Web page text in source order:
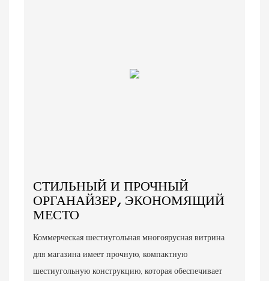
СТИЛЬНЫЙ И ПРОЧНЫЙ
ОРГАНАЙЗЕР, ЭКОНОМЯЩИЙ
МЕСТО
Коммерческая шестиугольная многоярусная витрина
для магазина имеет прочную, компактную
шестиугольную конструкцию, которая обеспечивает